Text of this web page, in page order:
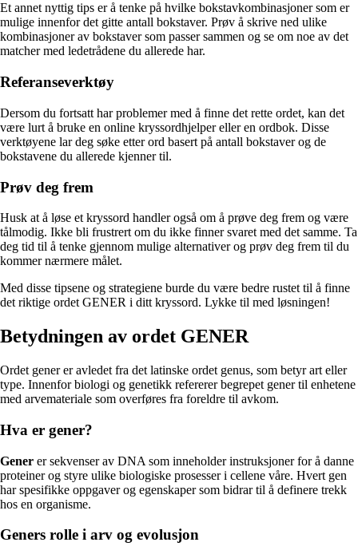
Et annet nyttig tips er å tenke på hvilke bokstavkombinasjoner som er
mulige innenfor det gitte antall bokstaver. Prøv å skrive ned ulike
kombinasjoner av bokstaver som passer sammen og se om noe av det
matcher med ledetrådene du allerede har.
Referanseverktøy
Dersom du fortsatt har problemer med å finne det rette ordet, kan det
være lurt å bruke en online kryssordhjelper eller en ordbok. Disse
verktøyene lar deg søke etter ord basert på antall bokstaver og de
bokstavene du allerede kjenner til.
Prøv deg frem
Husk at å løse et kryssord handler også om å prøve deg frem og være
tålmodig. Ikke bli frustrert om du ikke finner svaret med det samme. Ta
deg tid til å tenke gjennom mulige alternativer og prøv deg frem til du
kommer nærmere målet.
Med disse tipsene og strategiene burde du være bedre rustet til å finne
det riktige ordet GENER i ditt kryssord. Lykke til med løsningen!
Betydningen av ordet GENER
Ordet gener er avledet fra det latinske ordet genus, som betyr art eller
type. Innenfor biologi og genetikk refererer begrepet gener til enhetene
med arvemateriale som overføres fra foreldre til avkom.
Hva er gener?
Gener er sekvenser av DNA som inneholder instruksjoner for å danne
proteiner og styre ulike biologiske prosesser i cellene våre. Hvert gen
har spesifikke oppgaver og egenskaper som bidrar til å definere trekk
hos en organisme.
Geners rolle i arv og evolusjon